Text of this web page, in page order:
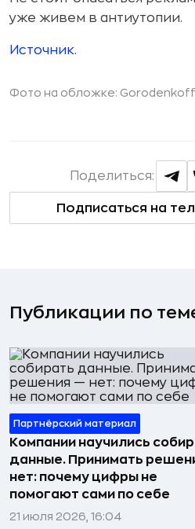
уже живем в антиутопии.
Источник.
Фото на обложке:
Подписаться на
Поделиться:
Публикации по
Партнёрский материал
Компании научились
данные. Принимать
нет: почему цифры не
помогают сами по себе
21 июля 2026, 16:04